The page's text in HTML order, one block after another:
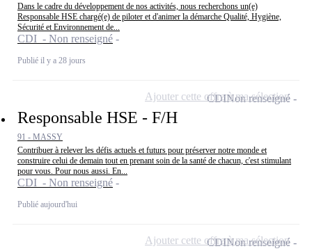
Dans le cadre du développement de nos activités, nous recherchons un(e)
Responsable HSE chargé(e) de piloter et d'animer la démarche Qualité, Hygiène,
Sécurité et Environnement de...
CDI - Non renseigné
Publié il y a 28 jours
Responsable HSE - F/H
91 - MASSY
Contribuer à relever les défis actuels et futurs pour préserver notre monde et
construire celui de demain tout en prenant soin de la santé de chacun, c'est stimulant
pour vous. Pour nous aussi. En...
CDI - Non renseigné
Publié aujourd'hui
CDINon renseigné
Ajouter cette offre à ma sélection
CDINon renseigné
Ajouter cette offre à ma sélection